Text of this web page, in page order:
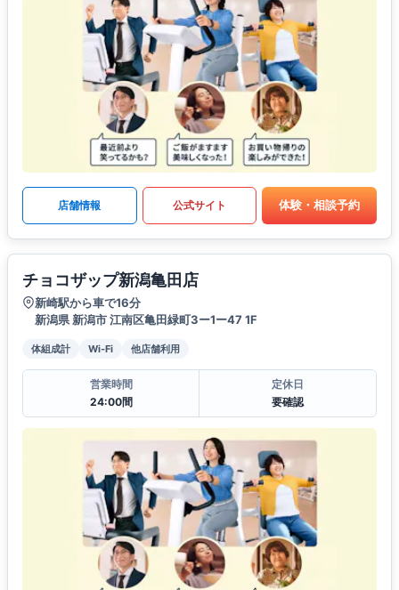
店舗情報 公式サイト 体験・相談予約
チョコザップ新潟亀田店
新崎駅から車で16分
新潟県 新潟市 江南区亀田緑町3ー1ー47 1F
体組成計 Wi-Fi 他店舗利用
営業時間
24:00間
定休日
要確認